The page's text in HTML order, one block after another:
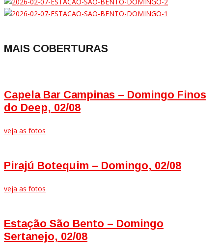
MAIS COBERTURAS
Capela Bar Campinas – Domingo Finos
do Deep, 02/08
veja as fotos
Pirajú Botequim – Domingo, 02/08
veja as fotos
Estação São Bento – Domingo
Sertanejo, 02/08